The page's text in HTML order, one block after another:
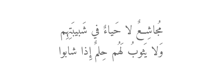
مُجاشِعٌ لا حَياءٌ في شَبيبَتِهِم
وَلا يَثوبُ لَهُم حِلمٌ إِذا شابوا